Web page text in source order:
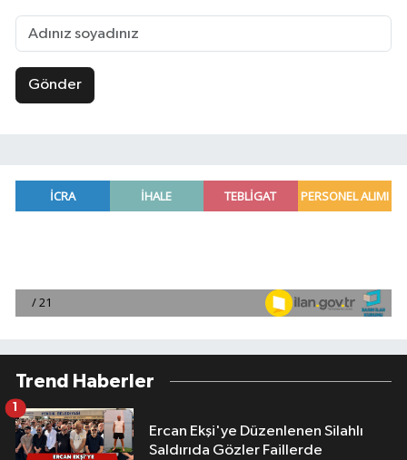
Gönder
Trend Haberler
Ercan Ekşi'ye Düzenlenen Silahlı
Saldırıda Gözler Faillerde
1